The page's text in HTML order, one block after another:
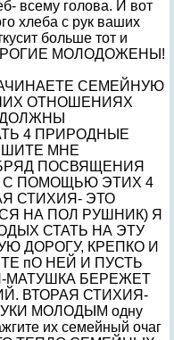
всему голова. И вот
хлеба с рук ваших
больше тот и
МОЛОДОЖЕНЫ!
СЕМЕЙНУЮ
ОТНОШЕНИЯХ
4 ПРИРОДНЫЕ
МНЕ
ПОСВЯЩЕНИЯ
С ПОМОЩЬЮ ЭТИХ 4
СТИХИЯ- ЭТО
НА ПОЛ РУШНИК) Я
СТАТЬ НА ЭТУ
ДОРОГУ, КРЕПКО И
пО НЕЙ И ПУСТЬ
МАТУШКА БЕРЕЖЕТ
ВТОРАЯ СТИХИЯ-
МОЛОДЫМ одну
их семейный очаг